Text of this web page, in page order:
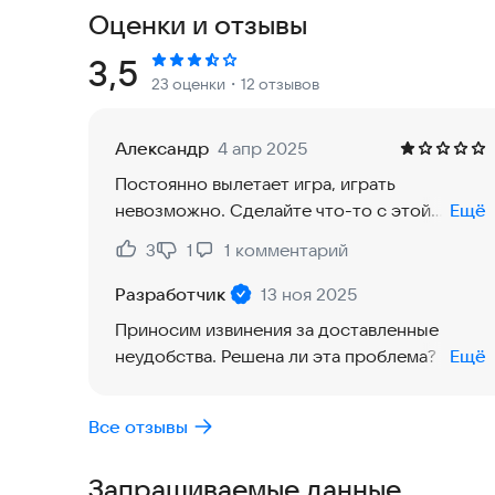
- простаивание без измельчения и легкая
В любое время АФК. Легко обновить своего
Соберите, обновите и выпустите лучшие
визуальный опыт
Победить с умом и стратегией -
помощью замечательных комбинаций разных
Глобальное партнерство PvP & Public -
За вход в игру можно получить 100 бесплатных
Оценки и отзывы
Рейтинг:
3,5 23 оценки ・12 отзывов
Александр 4 апр 2025
Постоянно вылетает игра, играть
невозможно. Сделайте что-то с этой
проблемой.
Ещё
Нравится:
3
Не нравится:
1 1 комментарий
Разработчик
13 ноя 2025
Приносим извинения за доставленные
неудобства. Решена ли эта проблема? Если
можно скорее.
Ещё
Все отзывы